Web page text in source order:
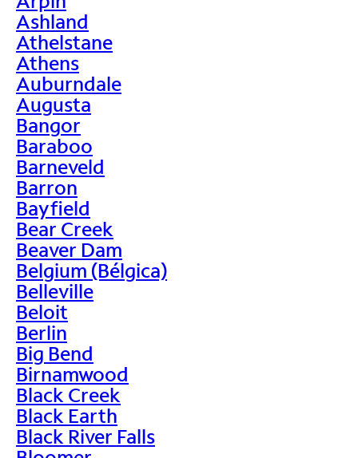
Ashland
Athelstane
Athens
Auburndale
Augusta
Bangor
Baraboo
Barneveld
Barron
Bayfield
Bear Creek
Beaver Dam
Belgium (Bélgica)
Belleville
Beloit
Berlin
Big Bend
Birnamwood
Black Creek
Black Earth
Black River Falls